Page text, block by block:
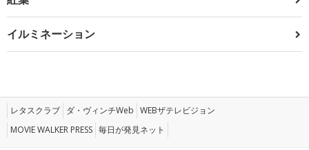
イルミネーション
レタスクラブ ダ・ヴィンチWeb WEBザテレビジョン
MOVIE WALKER PRESS 毎日が発見ネット